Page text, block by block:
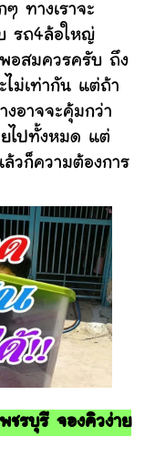
ทางเราจะ
รถ4ล้อใหญ่
พอสมควรครับ ถึง
ไม่เท่ากัน แต่ถ้า
งอาจจะคุ้มกว่า
ยไปทั้งหมด แต่
วก็ความต้องการ
ชรบุรี จองคิวง่าย